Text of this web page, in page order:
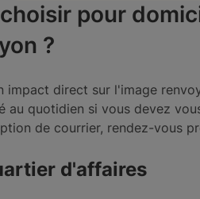
pour
?
impact direct sur l'image
au quotidien si vous devez
de courrier, rendez-vous
d'affaires